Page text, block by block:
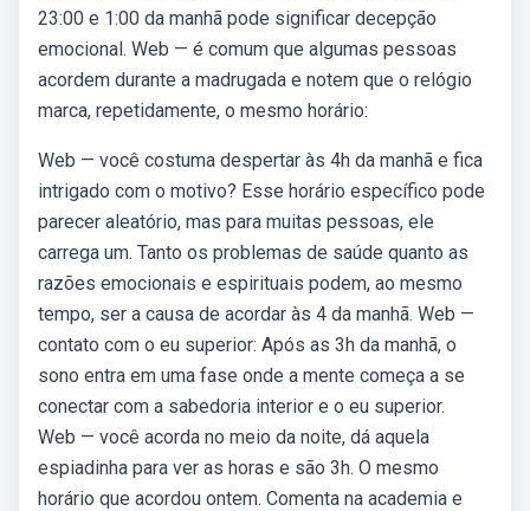
23:00 e 1:00 da manhã pode significar decepção
emocional. Web — é comum que algumas pessoas
acordem durante a madrugada e notem que o relógio
marca, repetidamente, o mesmo horário:
Web — você costuma despertar às 4h da manhã e fica
intrigado com o motivo? Esse horário específico pode
parecer aleatório, mas para muitas pessoas, ele
carrega um. Tanto os problemas de saúde quanto as
razões emocionais e espirituais podem, ao mesmo
tempo, ser a causa de acordar às 4 da manhã. Web —
contato com o eu superior: Após as 3h da manhã, o
sono entra em uma fase onde a mente começa a se
conectar com a sabedoria interior e o eu superior.
Web — você acorda no meio da noite, dá aquela
espiadinha para ver as horas e são 3h. O mesmo
horário que acordou ontem. Comenta na academia e